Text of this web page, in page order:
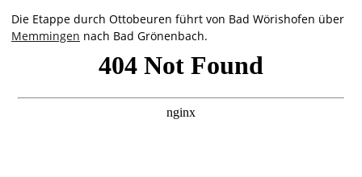
Die Etappe durch Ottobeuren führt von Bad Wörishofen über
Memmingen nach Bad Grönenbach.